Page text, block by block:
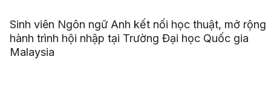
Sinh viên Ngôn ngữ Anh kết nối học thuật, mở rộng
hành trình hội nhập tại Trường Đại học Quốc gia
Malaysia